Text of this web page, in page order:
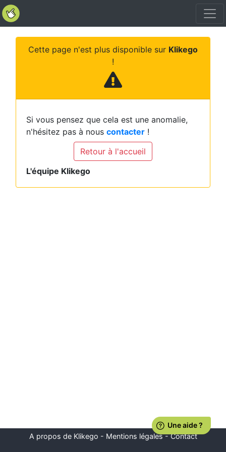
Cette page n'est plus disponible sur Klikego
!
Si vous pensez que cela est une anomalie,
n'hésitez pas à nous contacter !
Retour à l'accueil
L'équipe Klikego
A propos de Klikego - Mentions légales-Contact